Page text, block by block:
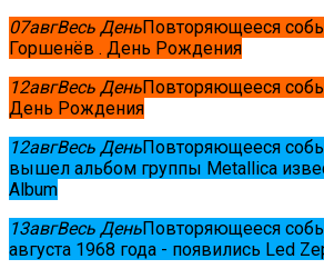
07авгВесь ДеньПовторяющееся
Горшенёв . День Рождения
12авгВесь ДеньПовторяющееся
День Рождения
12авгВесь ДеньПовторяющееся
вышел альбом группы Metallica
Album
13авгВесь ДеньПовторяющееся
августа 1968 года - появились Led